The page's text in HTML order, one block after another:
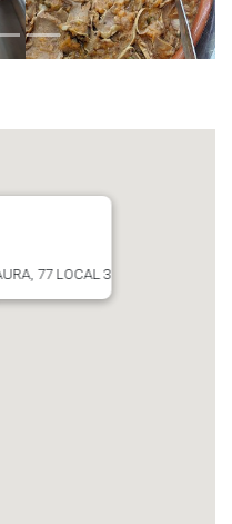
77 LOCAL 3